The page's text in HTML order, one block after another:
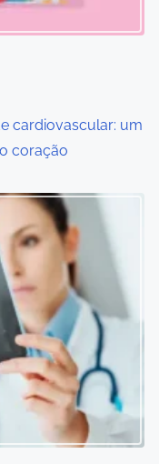
cardiovascular: um
coração